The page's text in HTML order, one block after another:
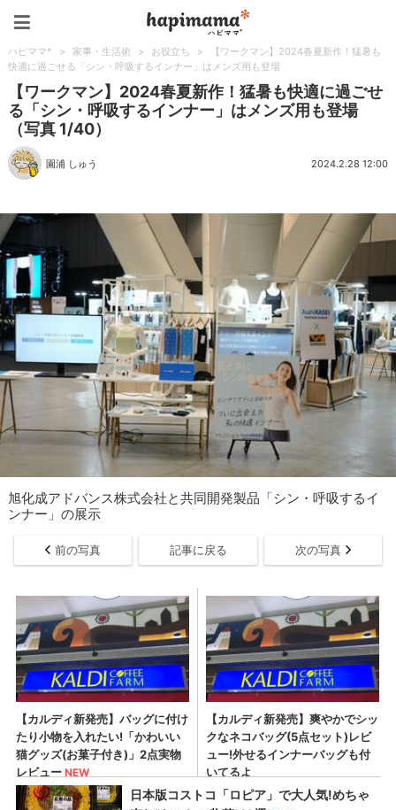
ハピママ* > 家事・生活術 > お役立ち >
【ワークマン】2024春夏新作！猛暑も
快適に過ごせる「シン・呼吸するインナー」はメンズ用も登場
【ワークマン】2024春夏新作！猛暑も快適に過ごせ
る「シン・呼吸するインナー」はメンズ用も登場
（写真 1/40）
園浦 しゅう 2024.2.28 12:00
旭化成アドバンス株式会社と共同開発製品「シン・呼吸するイ
ンナー」の展示
前の写真 記事に戻る 次の写真